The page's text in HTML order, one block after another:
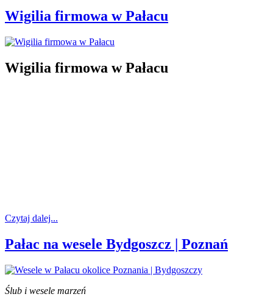
Wigilia firmowa w Pałacu
Wigilia firmowa w Pałacu
Czytaj dalej...
Pałac na wesele Bydgoszcz | Poznań
Ślub i wesele marzeń